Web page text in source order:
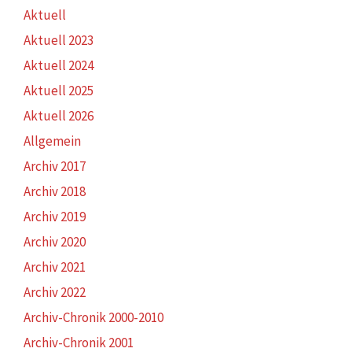
Aktuell
Aktuell 2023
Aktuell 2024
Aktuell 2025
Aktuell 2026
Allgemein
Archiv 2017
Archiv 2018
Archiv 2019
Archiv 2020
Archiv 2021
Archiv 2022
Archiv-Chronik 2000-2010
Archiv-Chronik 2001